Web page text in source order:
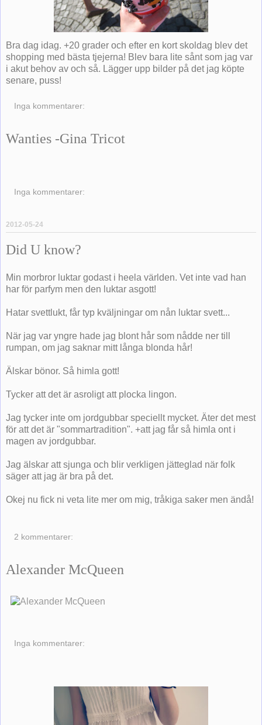
Bra dag idag. +20 grader och efter en kort skoldag blev det
shopping med bästa tjejerna! Blev bara lite sånt som jag var
i akut behov av och så. Lägger upp bilder på det jag köpte
senare, puss!
Inga kommentarer:
Wanties -Gina Tricot
Inga kommentarer:
2012-05-24
Did U know?
Min morbror luktar godast i heela världen. Vet inte vad han
har för parfym men den luktar asgott!
Hatar svettlukt, får typ kväljningar om nån luktar svett...
När jag var yngre hade jag blont hår som nådde ner till
rumpan, om jag saknar mitt långa blonda hår!
Älskar bönor. Så himla gott!
Tycker att det är asroligt att plocka lingon.
Jag tycker inte om jordgubbar speciellt mycket. Äter det mest
för att det är "sommartradition". +att jag får så himla ont i
magen av jordgubbar.
Jag älskar att sjunga och blir verkligen jätteglad när folk
säger att jag är bra på det.
Okej nu fick ni veta lite mer om mig, tråkiga saker men ändå!
2 kommentarer:
Alexander McQueen
Inga kommentarer: